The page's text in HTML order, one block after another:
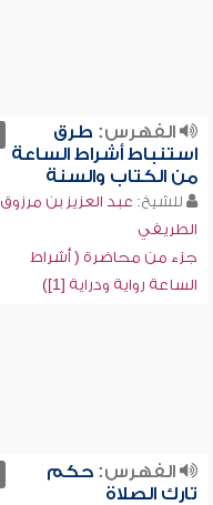
الفهرس: طرق
استنباط أشراط الساعة
من الكتاب والسنة
للشيخ: عبد العزيز بن مرزوق
الطريفي
جزء من محاضرة ( أشراط
الساعة رواية ودراية [1])
الفهرس:حكم
تارك الصلاة